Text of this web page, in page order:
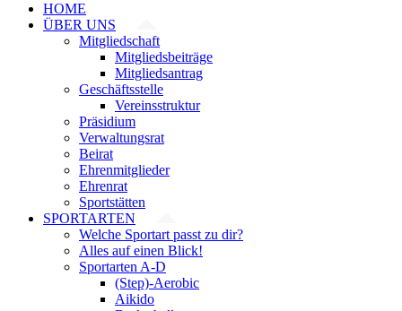
HOME
ÜBER UNS
Mitgliedschaft
Mitgliedsbeiträge
Mitgliedsantrag
Geschäftsstelle
Vereinsstruktur
Präsidium
Verwaltungsrat
Beirat
Ehrenmitglieder
Ehrenrat
Sportstätten
SPORTARTEN
Welche Sportart passt zu dir?
Alles auf einen Blick!
Sportarten A-D
(Step)-Aerobic
Aikido